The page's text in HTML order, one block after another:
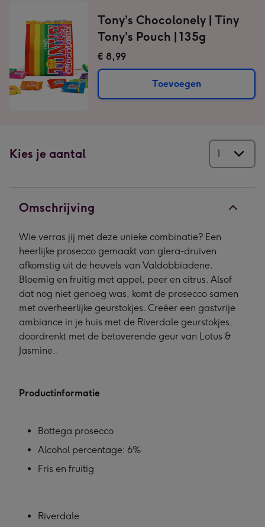
Tony’s Chocolonely | Tiny
Tony's Pouch | 135g
€ 8,99
Toevoegen
Kies je aantal
Omschrijving
Wie verras jij met deze unieke combinatie? Een
heerlijke prosecco gemaakt van glera-druiven
afkomstig uit de heuvels van Valdobbiadene.
Bloemig en fruitig met appel, peer en citrus. Alsof
dat nog niet genoeg was, komt de prosecco samen
met overheerlijke geurstokjes. Creëer een gastvrije
ambiance in je huis met de Riverdale geurstokjes,
doordrenkt met de betoverende geur van Lotus &
Jasmine..
Productinformatie
Bottega prosecco
Alcohol percentage: 6%
Fris en fruitig
Riverdale